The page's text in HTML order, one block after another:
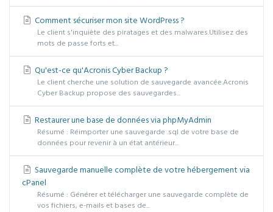
Comment sécuriser mon site WordPress ?
Le client s'inquiète des piratages et des malwares.Utilisez des
mots de passe forts et...
Qu'est-ce qu'Acronis Cyber Backup ?
Le client cherche une solution de sauvegarde avancée.Acronis
Cyber Backup propose des sauvegardes...
Restaurer une base de données via phpMyAdmin
Résumé : Réimporter une sauvegarde .sql de votre base de
données pour revenir à un état antérieur...
Sauvegarde manuelle complète de votre hébergement via
cPanel
Résumé : Générer et télécharger une sauvegarde complète de
vos fichiers, e-mails et bases de...